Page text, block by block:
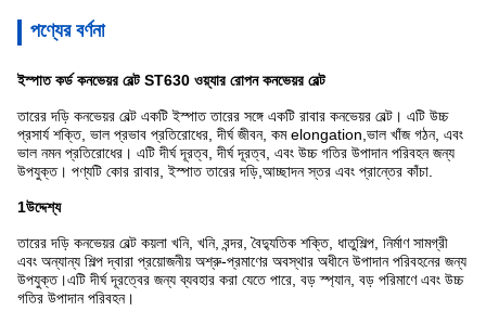
পণ্যের বর্ণনা
ইস্পাত কর্ড কনভেয়র বেল্ট ST630 ওয়্যার রোপন কনভেয়র বেল্ট
তারের দড়ি কনভেয়র বেল্ট একটি ইস্পাত তারের সঙ্গে একটি রাবার কনভেয়র বেল্ট। এটি উচ্চ
প্রসার্য শক্তি, ভাল প্রভাব প্রতিরোধের, দীর্ঘ জীবন, কম elongation,ভাল খাঁজ গঠন, এবং
ভাল নমন প্রতিরোধের। এটি দীর্ঘ দূরত্ব, দীর্ঘ দূরত্ব, এবং উচ্চ গতির উপাদান পরিবহন জন্য
উপযুক্ত। পণ্যটি কোর রাবার, ইস্পাত তারের দড়ি,আচ্ছাদন স্তর এবং প্রান্তের কাঁচা.
1উদ্দেশ্য
তারের দড়ি কনভেয়র বেল্ট কয়লা খনি, খনি, বন্দর, বৈদ্যুতিক শক্তি, ধাতুশিল্প, নির্মাণ সামগ্রী
এবং অন্যান্য শিল্প দ্বারা প্রয়োজনীয় অশ্রু-প্রমাণের অবস্থার অধীনে উপাদান পরিবহনের জন্য
উপযুক্ত।এটি দীর্ঘ দূরত্বের জন্য ব্যবহার করা যেতে পারে, বড় স্প্যান, বড় পরিমাণে এবং উচ্চ
গতির উপাদান পরিবহন।